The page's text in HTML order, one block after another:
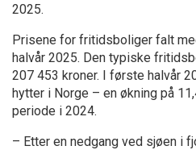
2025.
Prisene for fritidsboliger falt
halvår 2025. Den typiske
207 453 kroner. I første halvår
hytter i Norge – en økning på
periode i 2024.
– Etter en nedgang ved sjøen i